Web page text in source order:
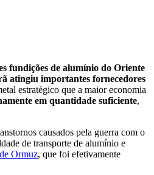
fundições de alumínio do Oriente
atingiu importantes fornecedores
estratégico que a maior economia
em quantidade suficiente,
causados ​​pela guerra com o
de transporte de alumínio e
Ormuz, que foi efetivamente